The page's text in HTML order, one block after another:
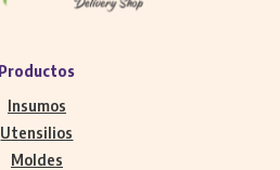
Productos
Insumos
Utensilios
Moldes